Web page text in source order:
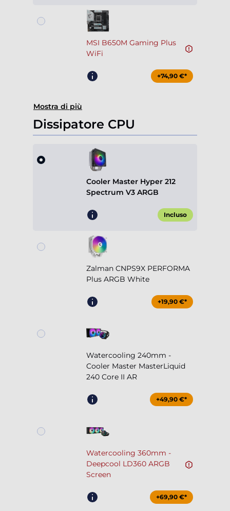
MSI B650M Gaming Plus
WiFi
+74,90 €*
Mostra di più
Dissipatore CPU
Cooler Master Hyper 212
Spectrum V3 ARGB
Incluso
Zalman CNPS9X PERFORMA
Plus ARGB White
+19,90 €*
Watercooling 240mm -
Cooler Master MasterLiquid
240 Core II AR
+49,90 €*
Watercooling 360mm -
Deepcool LD360 ARGB
Screen
+69,90 €*